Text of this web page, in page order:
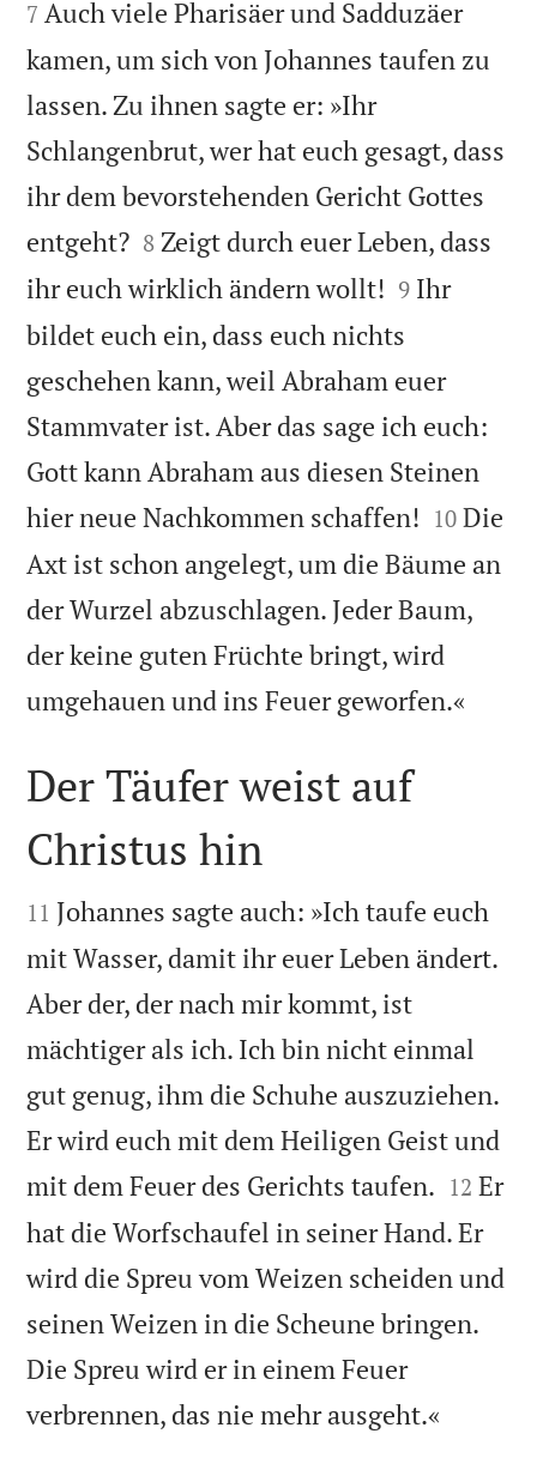

7 Auch viele Pharisäer und Sadduzäer
kamen, um sich von Johannes taufen zu
lassen. Zu ihnen sagte er: »Ihr
Schlangenbrut, wer hat euch gesagt, dass
ihr dem bevorstehenden Gericht Gottes
entgeht?
8 Zeigt durch euer Leben, dass
ihr euch wirklich ändern wollt! 

9 Ihr
bildet euch ein, dass euch nichts
geschehen kann, weil Abraham euer
Stammvater ist. Aber das sage ich euch:
Gott kann Abraham aus diesen Steinen
hier neue Nachkommen schaffen! 

10 Die
Axt ist schon angelegt, um die Bäume an
der Wurzel abzuschlagen. Jeder Baum,
der keine guten Früchte bringt, wird
umgehauen und ins Feuer geworfen.«

Der Täufer weist auf
Christus hin

11 Johannes sagte auch: »Ich taufe euch
mit Wasser, damit ihr euer Leben ändert.
Aber der, der nach mir kommt, ist
mächtiger als ich. Ich bin nicht einmal
gut genug, ihm die Schuhe auszuziehen.
Er wird euch mit dem Heiligen Geist und
mit dem Feuer des Gerichts taufen. 

12 Er
hat die Worfschaufel in seiner Hand. Er
wird die Spreu vom Weizen scheiden und
seinen Weizen in die Scheune bringen.
Die Spreu wird er in einem Feuer
verbrennen, das nie mehr ausgeht.«